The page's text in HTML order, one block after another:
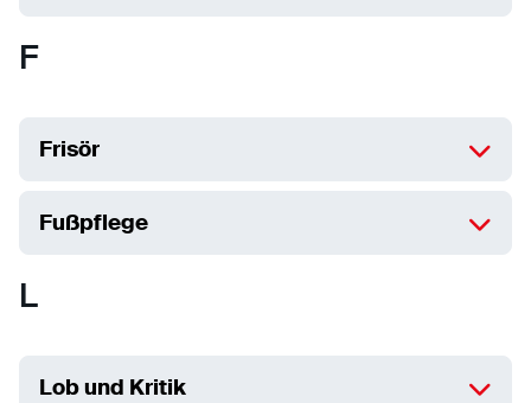
F
Frisör
Fußpflege
L
Lob und Kritik